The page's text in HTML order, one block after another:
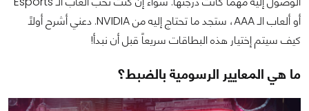
أو ألعاب الـ AAA، ستجد ما تحتاج إليه من NVIDIA. دعني أشرح أولاً
كيف سيتم إختيار هذه البطاقات سريعاً قبل أن نبدأ!
ما هي المعايير الرسومية بالضبط؟